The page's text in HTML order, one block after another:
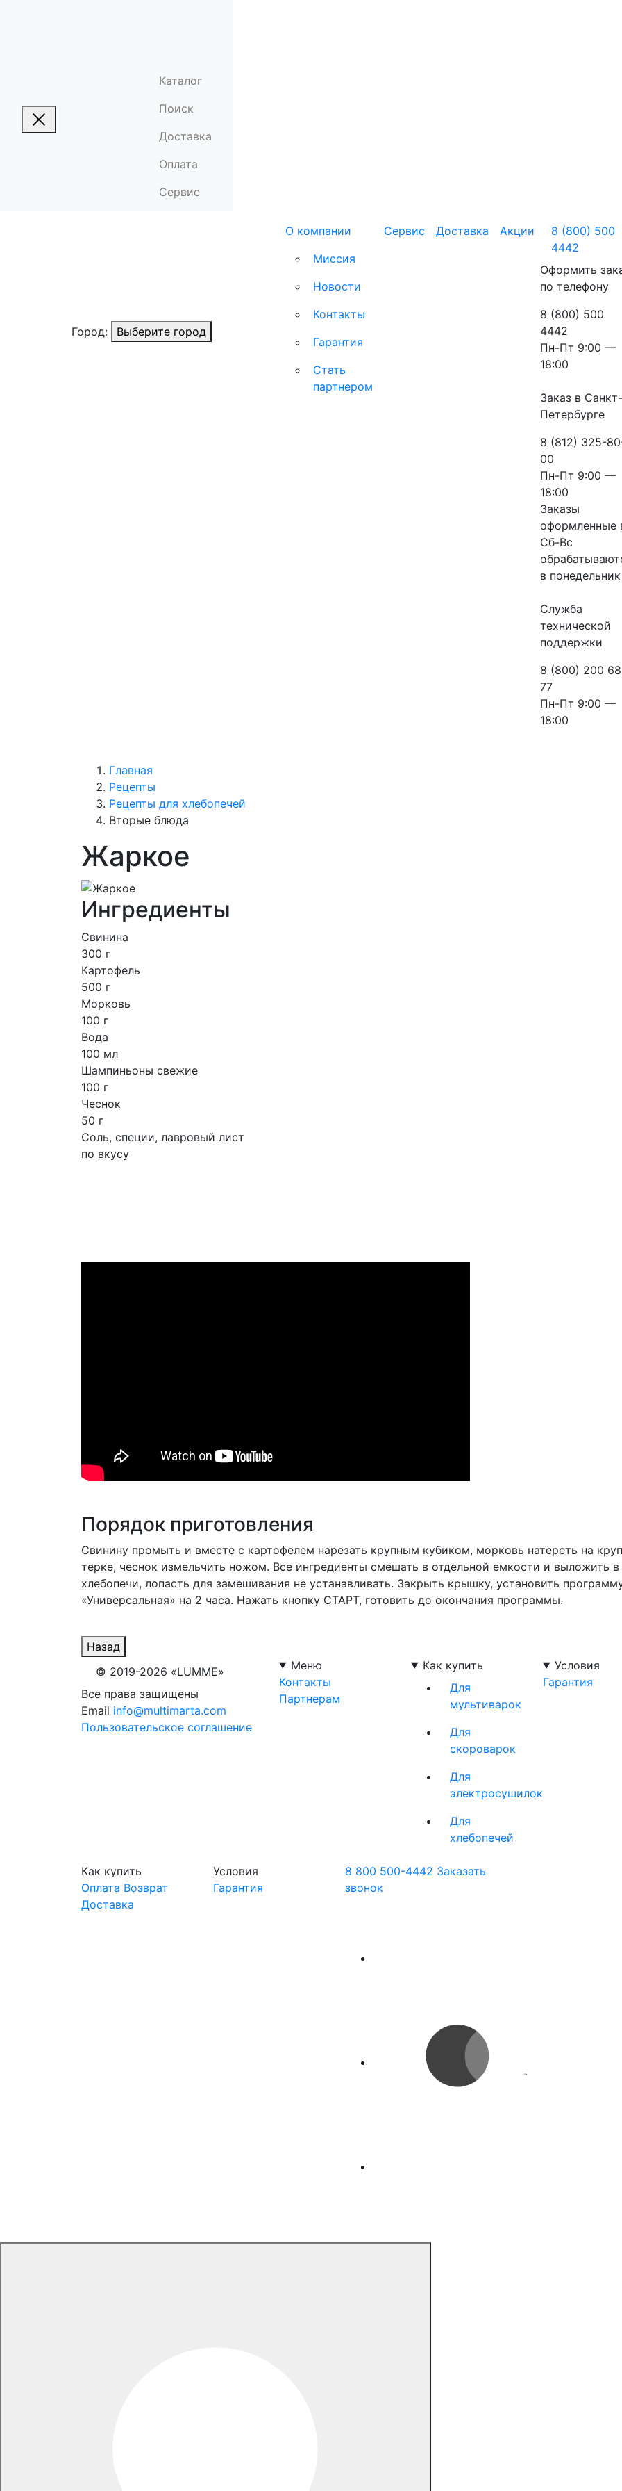
Каталог
Поиск
Доставка
Оплата
Сервис
Город: Выберите город
О компании
Миссия
Новости
Контакты
Гарантия
Стать
партнером
Сервис Доставка Акции
8 (800) 500
4442
Оформить
по телефону
8 (800) 500
4442
Пн-Пт 9:00 —
18:00
Заказ в Санкт-
Петербурге
8 (812) 325-
00
Пн-Пт 9:00 —
18:00
Заказы
оформленные
Сб-Вс
в понедельник
Служба
технической
поддержки
8 (800) 200 68
77
Пн-Пт 9:00 —
18:00
Главная
Рецепты
Рецепты для хлебопечей
Вторые блюда
Жаркое
Ингредиенты
Свинина
300 г
Картофель
500 г
Морковь
100 г
Вода
100 мл
Шампиньоны свежие
100 г
Чеснок
50 г
Соль, специи, лавровый лист
по вкусу
Порядок приготовления
Свинину промыть и вместе с картофелем нарезать крупным кубиком, морковь натереть на
терке, чеснок измельчить ножом. Все ингредиенты смешать в отдельной емкости и выложить
хлебопечи, лопасть для замешивания не устанавливать. Закрыть крышку, установить
«Универсальная» на 2 часа. Нажать кнопку СТАРТ, готовить до окончания программы.
Назад
© 2019-2026 «LUMME»
Все права защищены
Email info@multimarta.com
Пользовательское соглашение
Меню
Контакты
Партнерам
Как купить
Для
мультиварок
Для
скороварок
Для
электросушилок
Для
хлебопечей
Условия
Гарантия
Как купить
Оплата Возврат
Доставка
Условия
Гарантия
8 800 500-4442 Заказать
звонок